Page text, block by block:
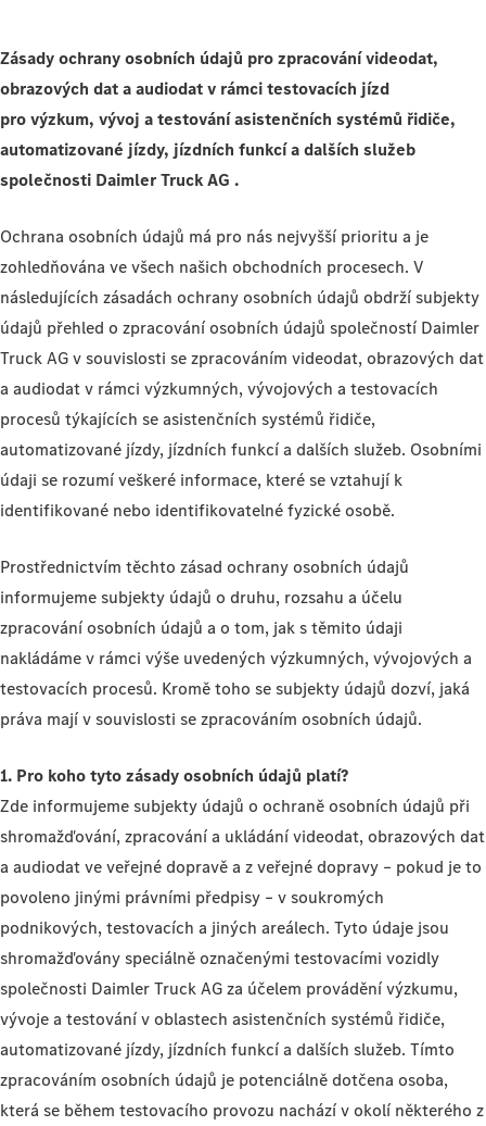
Zásady ochrany osobních údajů pro zpracování videodat,
obrazových dat a audiodat v rámci testovacích jízd
pro výzkum, vývoj a testování asistenčních systémů řidiče,
automatizované jízdy, jízdních funkcí a dalších služeb
společnosti Daimler Truck AG .
Ochrana osobních údajů má pro nás nejvyšší prioritu a je
zohledňována ve všech našich obchodních procesech. V
následujících zásadách ochrany osobních údajů obdrží subjekty
údajů přehled o zpracování osobních údajů společností Daimler
Truck AG v souvislosti se zpracováním videodat, obrazových dat
a audiodat v rámci výzkumných, vývojových a testovacích
procesů týkajících se asistenčních systémů řidiče,
automatizované jízdy, jízdních funkcí a dalších služeb. Osobními
údaji se rozumí veškeré informace, které se vztahují k
identifikované nebo identifikovatelné fyzické osobě.
Prostřednictvím těchto zásad ochrany osobních údajů
informujeme subjekty údajů o druhu, rozsahu a účelu
zpracování osobních údajů a o tom, jak s těmito údaji
nakládáme v rámci výše uvedených výzkumných, vývojových a
testovacích procesů. Kromě toho se subjekty údajů dozví, jaká
práva mají v souvislosti se zpracováním osobních údajů.
1. Pro koho tyto zásady osobních údajů platí?
Zde informujeme subjekty údajů o ochraně osobních údajů při
shromažďování, zpracování a ukládání videodat, obrazových dat
a audiodat ve veřejné dopravě a z veřejné dopravy – pokud je to
povoleno jinými právními předpisy – v soukromých
podnikových, testovacích a jiných areálech. Tyto údaje jsou
shromažďovány speciálně označenými testovacími vozidly
společnosti Daimler Truck AG za účelem provádění výzkumu,
vývoje a testování v oblastech asistenčních systémů řidiče,
automatizované jízdy, jízdních funkcí a dalších služeb. Tímto
zpracováním osobních údajů je potenciálně dotčena osoba,
která se během testovacího provozu nachází v okolí některého z